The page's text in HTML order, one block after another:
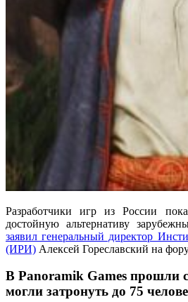
Разработчики игр из России
достойную альтернативу
заявил генеральный директор
(ИРИ) Алексей Гореславский на
В Panoramik Games прошли
могли затронуть до 75